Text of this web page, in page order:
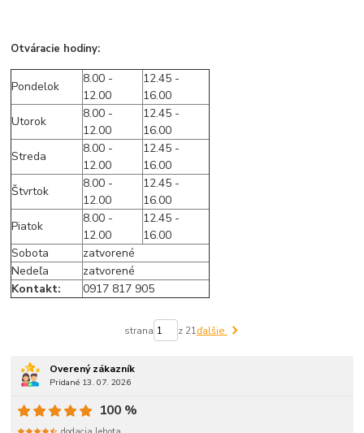
Otváracie hodiny:
Pondelok
8.00 -
12.00
12.45 -
16.00
Utorok
8.00 -
12.00
12.45 -
16.00
Streda
8.00 -
12.00
12.45 -
16.00
Štvrtok
8.00 -
12.00
12.45 -
16.00
Piatok
8.00 -
12.00
12.45 -
16.00
Sobota
zatvorené
Nedeľa
zatvorené
Kontakt:
0917 817 905
strana z 21ďalšie
Overený zákazník
Pridané 13. 07. 2026
100 %